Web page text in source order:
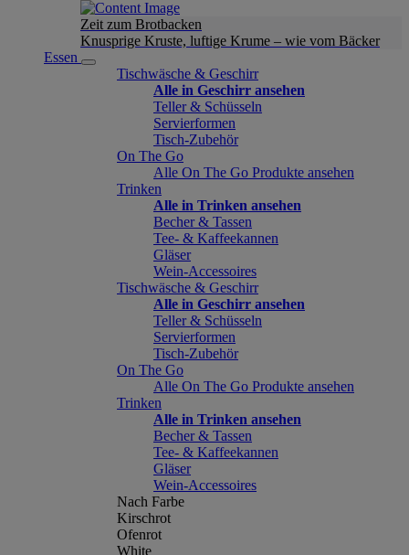
Zeit zum Brotbacken
Knusprige Kruste, luftige Krume – wie vom Bäcker
Essen
Tischwäsche & Geschirr
Alle in Geschirr ansehen
Teller & Schüsseln
Servierformen
Tisch-Zubehör
On The Go
Alle On The Go Produkte ansehen
Trinken
Alle in Trinken ansehen
Becher & Tassen
Tee- & Kaffeekannen
Gläser
Wein-Accessoires
Tischwäsche & Geschirr
Alle in Geschirr ansehen
Teller & Schüsseln
Servierformen
Tisch-Zubehör
On The Go
Alle On The Go Produkte ansehen
Trinken
Alle in Trinken ansehen
Becher & Tassen
Tee- & Kaffeekannen
Gläser
Wein-Accessoires
Nach Farbe
Kirschrot
Ofenrot
White